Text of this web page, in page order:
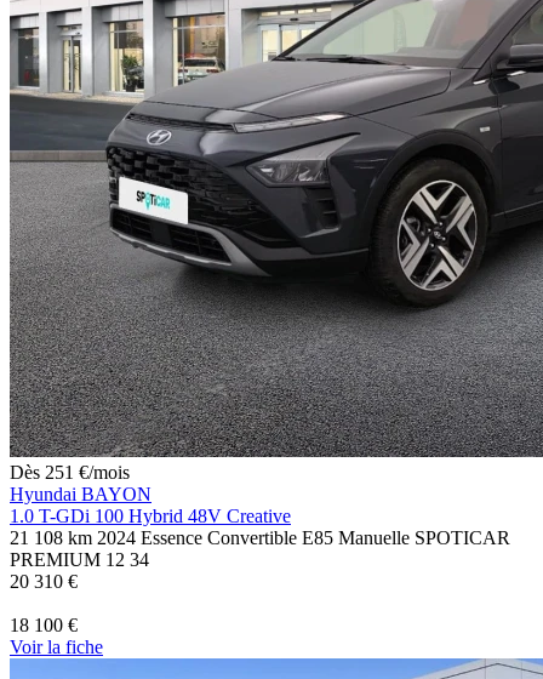
Dès 251 €/mois
Hyundai BAYON
1.0 T-GDi 100 Hybrid 48V Creative
21 108 km 2024 Essence Convertible E85 Manuelle SPOTICAR
PREMIUM 12 34
20 310 €
18 100 €
Voirla fiche